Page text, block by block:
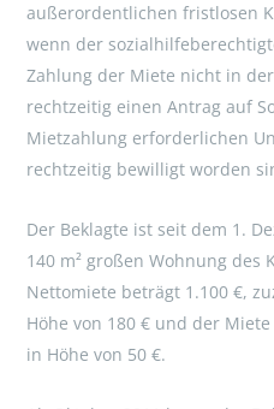
außerordentlichen fristlosen
wenn der
Zahlung der Miete nicht in
rechtzeitig einen Antrag auf
Mietzahlung erforderlichen
rechtzeitig bewilligt worden
Der Beklagte ist seit dem 1.
140 m² großen Wohnung des
Nettomiete beträgt 1.100 €,
Höhe von 180 € und der
in Höhe von 50 €.